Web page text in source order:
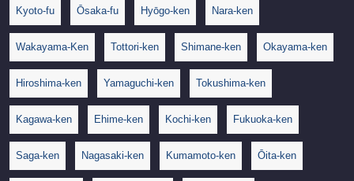
Kyoto-fu Ōsaka-fu Hyōgo-ken Nara-ken
Wakayama-Ken Tottori-ken Shimane-ken Okayama-ken
Hiroshima-ken Yamaguchi-ken Tokushima-ken
Kagawa-ken Ehime-ken Kochi-ken Fukuoka-ken
Saga-ken Nagasaki-ken Kumamoto-ken Ōita-ken